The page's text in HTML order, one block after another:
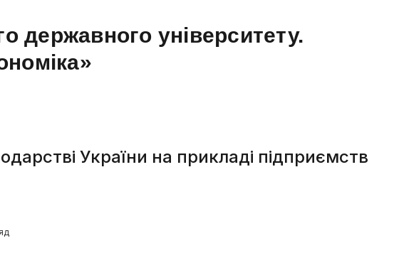
державного університету.
України на прикладі підприємств